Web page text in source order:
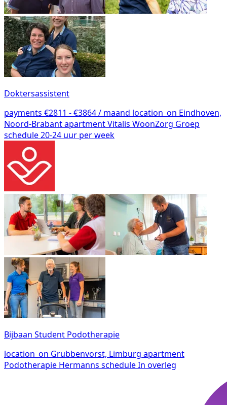
Doktersassistent
payments €2811 - €3864 / maand location_on Eindhoven,
Noord-BrabantapartmentVitalis WoonZorg Groep
schedule20-24 uur per week
Bijbaan Student Podotherapie
location_on Grubbenvorst, Limburg apartment
Podotherapie Hermanns scheduleIn overleg